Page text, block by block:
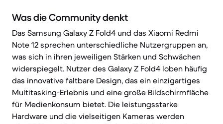
Was die Community denkt
Das Samsung Galaxy Z Fold4 und das Xiaomi Redmi
Note 12 sprechen unterschiedliche Nutzergruppen an,
was sich in ihren jeweiligen Stärken und Schwächen
widerspiegelt. Nutzer des Galaxy Z Fold4 loben häufig
das innovative faltbare Design, das ein einzigartiges
Multitasking-Erlebnis und eine große Bildschirmfläche
für Medienkonsum bietet. Die leistungsstarke
Hardware und die vielseitigen Kameras werden